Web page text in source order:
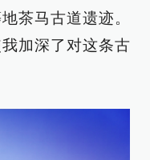
茶马古道遗迹。
加深了对这条古